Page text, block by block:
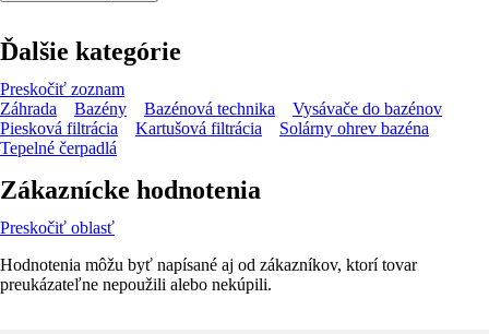
Ďalšie kategórie
Preskočiť zoznam
Záhrada
Bazény Bazénová technika
Vysávače do bazénov
Piesková filtrácia
Kartušová filtrácia
Solárny ohrev bazéna
Tepelné čerpadlá
Zákaznícke hodnotenia
Preskočiť oblasť
Hodnotenia môžu byť napísané aj od zákazníkov, ktorí tovar
preukázateľne nepoužili alebo nekúpili.